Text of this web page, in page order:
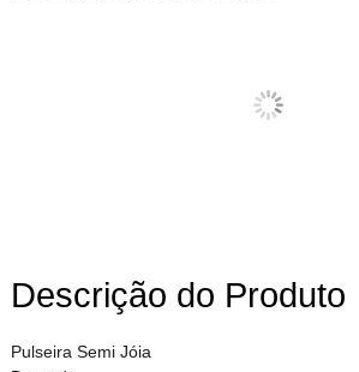
Descrição do Produto
Pulseira Semi Jóia